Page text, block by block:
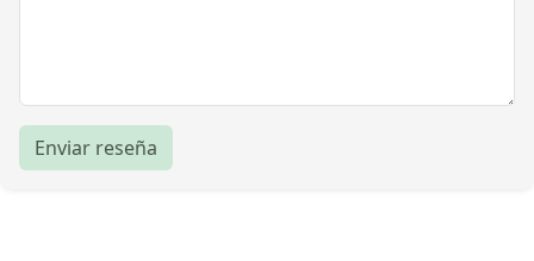
Enviar reseña